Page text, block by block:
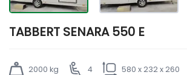
TABBERT SENARA 550 E
2000 kg 4 580 x 232 x 260